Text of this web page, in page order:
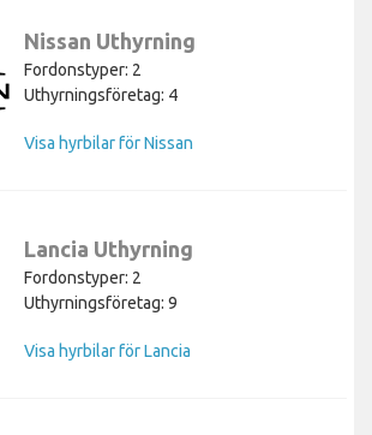
Nissan Uthyrning
Fordonstyper: 2
Uthyrningsföretag: 4
Visa hyrbilar för Nissan
Lancia Uthyrning
Fordonstyper: 2
Uthyrningsföretag: 9
Visa hyrbilar för Lancia